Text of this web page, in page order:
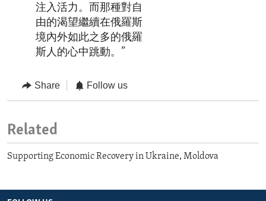
注入活力。而那種對自
由的渴望繼續在俄羅斯
境內外如此之多的俄羅
斯人的心中跳動。”
Share Follow us
Related
Supporting Economic Recovery in Ukraine, Moldova